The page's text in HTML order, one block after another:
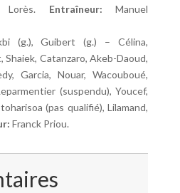
Lorès. Entraîneur: Manuel
(g.), Guibert (g.) – Célina,
Shaiek, Catanzaro, Akeb-Daoud,
Garcia, Nouar, Wacouboué,
(suspendu), Youcef,
(pas qualifié), Lilamand,
Franck Priou.